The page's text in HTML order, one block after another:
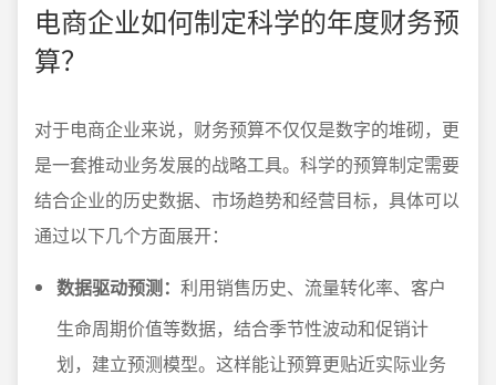
电商企业如何制定科学的年度财务预
算？
对于电商企业来说，财务预算不仅仅是数字的堆砌，更
是一套推动业务发展的战略工具。科学的预算制定需要
结合企业的历史数据、市场趋势和经营目标，具体可以
通过以下几个方面展开：
数据驱动预测： 利用销售历史、流量转化率、客户
生命周期价值等数据，结合季节性波动和促销计
划，建立预测模型。这样能让预算更贴近实际业务